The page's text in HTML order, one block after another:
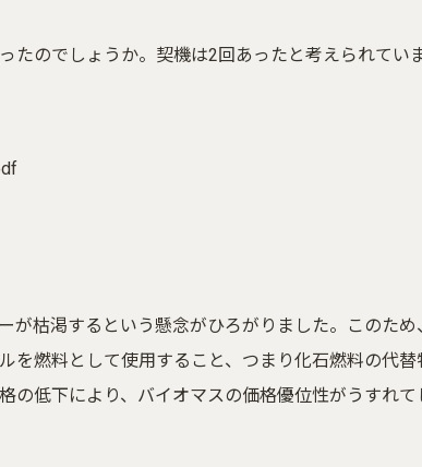
のでしょうか。契機は2回あったと考えられてい
が枯渇するという懸念がひろがりました。このた
を燃料として使用すること、つまり化石燃料の代
の低下により、バイオマスの価格優位性がうすれ